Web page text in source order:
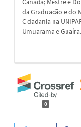
da Graduação e do
Cidadania na
Umuarama e Guaíra.
0